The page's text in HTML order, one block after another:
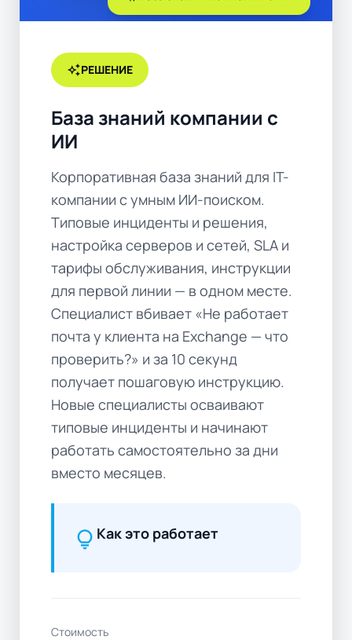
auto_awesomeРЕШЕНИЕ
База знаний компании с
ИИ
Корпоративная база знаний для IT-
компании с умным ИИ-поиском.
Типовые инциденты и решения,
настройка серверов и сетей, SLA и
тарифы обслуживания, инструкции
для первой линии — в одном месте.
Специалист вбивает «Не работает
почта у клиента на Exchange — что
проверить?» и за 10 секунд
получает пошаговую инструкцию.
Новые специалисты осваивают
типовые инциденты и начинают
работать самостоятельно за дни
вместо месяцев.
lightbulb Как это работает
Стоимость